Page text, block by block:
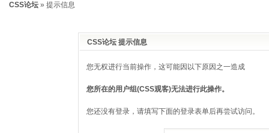
CSS论坛» 提示信息
CSS论坛 提示信息
您无权进行当前操作，这可能因以下原因之一造成
您所在的用户组(CSS观客)无法进行此操作。
您还没有登录，请填写下面的登录表单后再尝试访问。